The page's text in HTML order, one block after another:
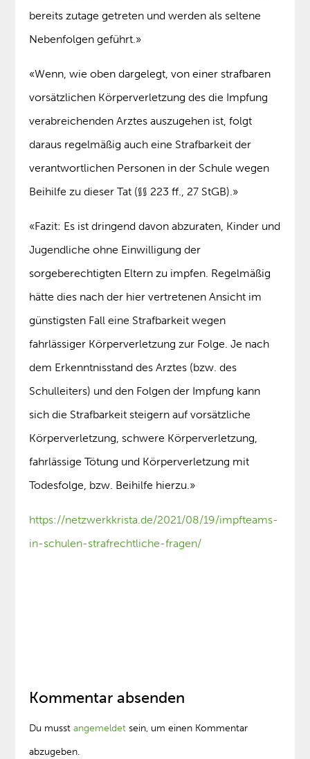
bereits zutage getreten und werden als seltene
Nebenfolgen geführt.»
«Wenn, wie oben dargelegt, von einer strafbaren
vorsätzlichen Körperverletzung des die Impfung
verabreichenden Arztes auszugehen ist, folgt
daraus regelmäßig auch eine Strafbarkeit der
verantwortlichen Personen in der Schule wegen
Beihilfe zu dieser Tat (§§ 223 ff., 27 StGB).»
«Fazit: Es ist dringend davon abzuraten, Kinder und
Jugendliche ohne Einwilligung der
sorgeberechtigten Eltern zu impfen. Regelmäßig
hätte dies nach der hier vertretenen Ansicht im
günstigsten Fall eine Strafbarkeit wegen
fahrlässiger Körperverletzung zur Folge. Je nach
dem Erkenntnisstand des Arztes (bzw. des
Schulleiters) und den Folgen der Impfung kann
sich die Strafbarkeit steigern auf vorsätzliche
Körperverletzung, schwere Körperverletzung,
fahrlässige Tötung und Körperverletzung mit
Todesfolge, bzw. Beihilfe hierzu.»
https://netzwerkkrista.de/2021/08/19/impfteams-
in-schulen-strafrechtliche-fragen/
Kommentar absenden
Du musstangemeldet sein, um einen Kommentar
abzugeben.